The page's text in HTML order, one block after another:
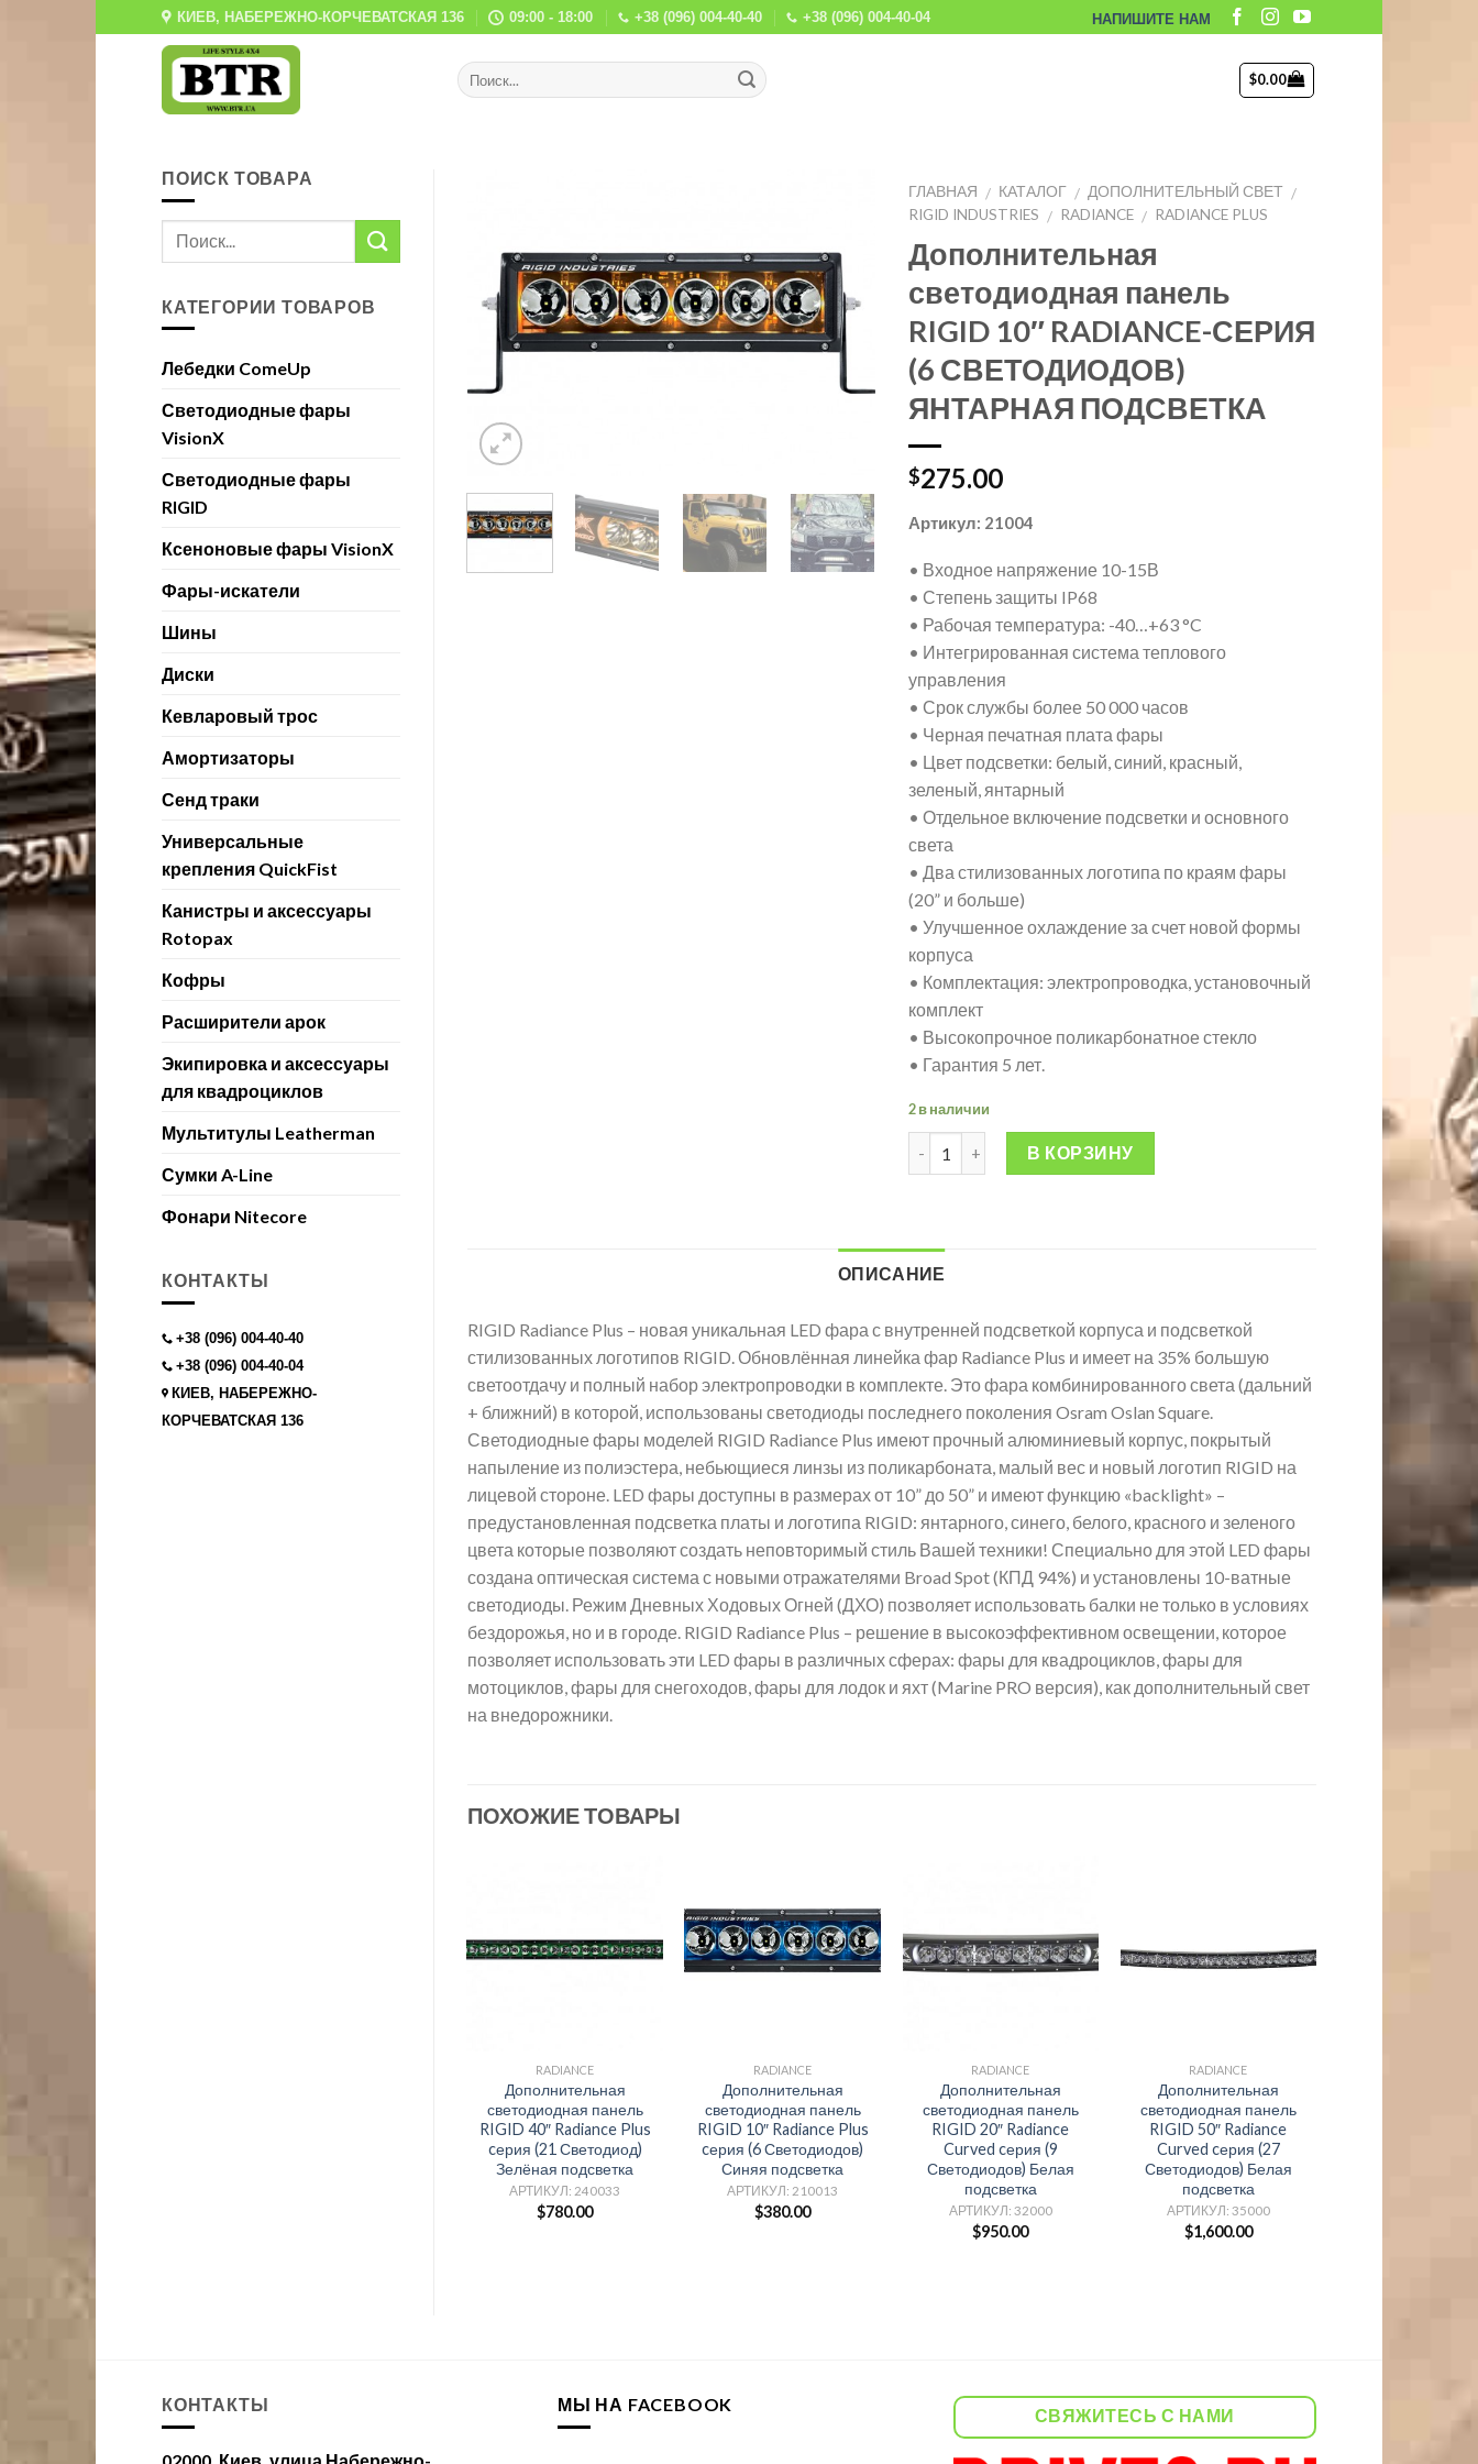
to
КИЕВ, НАБЕРЕЖНО-КОРЧЕВАТСКАЯ 136 09:00 - 18:00 +38 (096) 004-40-40 +38 (096) 004-40-04 НАПИШИТЕ НАМ
$0.00
ГЛАВНАЯ / КАТАЛОГ / ДОПОЛНИТЕЛЬНЫЙ СВЕТ /
RIGID INDUSTRIES / RADIANCE / RADIANCE PLUS
Дополнительная
светодиодная панель
RIGID 10″ RADIANCE-СЕРИЯ
(6 СВЕТОДИОДОВ)
ЯНТАРНАЯ ПОДСВЕТКА
$275.00
Артикул: 21004
• Входное напряжение 10-15В
• Степень защиты IP68
• Рабочая температура: -40…+63 °C
• Интегрированная система теплового
управления
• Срок службы более 50 000 часов
• Черная печатная плата фары
• Цвет подсветки: белый, синий, красный,
зеленый, янтарный
• Отдельное включение подсветки и основного
света
• Два стилизованных логотипа по краям фары
(20” и больше)
• Улучшенное охлаждение за счет новой формы
корпуса
• Комплектация: электропроводка, установочный
комплект
• Высокопрочное поликарбонатное стекло
• Гарантия 5 лет.
2 в наличии
В КОРЗИНУ
ОПИСАНИЕ
RIGID Radiance Plus – новая уникальная LED фара с внутренней подсветкой корпуса и подсветкой
стилизованных логотипов RIGID. Обновлённая линейка фар Radiance Plus и имеет на 35% большую
светоотдачу и полный набор электропроводки в комплекте. Это фара комбинированного света (дальний
+ ближний) в которой, использованы светодиоды последнего поколения Osram Oslan Square.
Светодиодные фары моделей RIGID Radiance Plus имеют прочный алюминиевый корпус, покрытый
напыление из полиэстера, небьющиеся линзы из поликарбоната, малый вес и новый логотип RIGID на
лицевой стороне. LED фары доступны в размерах от 10” до 50” и имеют функцию «backlight» –
предустановленная подсветка платы и логотипа RIGID: янтарного, синего, белого, красного и зеленого
цвета которые позволяют создать неповторимый стиль Вашей техники! Специально для этой LED фары
создана оптическая система с новыми отражателями Broad Spot (КПД 94%) и установлены 10-ватные
светодиоды. Режим Дневных Ходовых Огней (ДХО) позволяет использовать балки не только в условиях
бездорожья, но и в городе. RIGID Radiance Plus – решение в высокоэффективном освещении, которое
позволяет использовать эти LED фары в различных сферах: фары для квадроциклов, фары для
мотоциклов, фары для снегоходов, фары для лодок и яхт (Marine PRO версия), как дополнительный свет
на внедорожники.
ПОХОЖИЕ ТОВАРЫ
RADIANCE
Дополнительная
светодиодная панель
RIGID 40″ Radiance Plus
cерия (21 Светодиод)
Зелёная подсветка
АРТИКУЛ: 240033
$780.00
RADIANCE
Дополнительная
светодиодная панель
RIGID 10″ Radiance Plus
cерия (6 Светодиодов)
Синяя подсветка
АРТИКУЛ: 210013
$380.00
RADIANCE
Дополнительная
светодиодная панель
RIGID 20″ Radiance
Curved cерия (9
Светодиодов) Белая
подсветка
АРТИКУЛ: 32000
$950.00
RADIANCE
Дополнительная
светодиодная панель
RIGID 50″ Radiance
Curved cерия (27
Светодиодов) Белая
подсветка
АРТИКУЛ: 35000
$1,600.00
ПОИСК ТОВАРА
КАТЕГОРИИ ТОВАРОВ
Лебедки ComeUp
Светодиодные фары
VisionX
Светодиодные фары
RIGID
Ксеноновые фары VisionX
Фары-искатели
Шины
Диски
Кевларовый трос
Амортизаторы
Сенд траки
Универсальные
крепления QuickFist
Канистры и аксессуары
Rotopax
Кофры
Расширители арок
Экипировка и аксессуары
для квадроциклов
Мультитулы Leatherman
Сумки A-Line
Фонари Nitecore
КОНТАКТЫ
+38 (096) 004-40-40
+38 (096) 004-40-04
КИЕВ, НАБЕРЕЖНО-
КОРЧЕВАТСКАЯ 136
КОНТАКТЫ МЫ НА FACEBOOK
СВЯЖИТЕСЬ С НАМИ